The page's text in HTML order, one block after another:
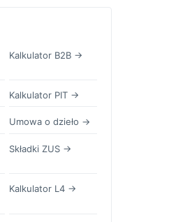
Kalkulator B2B →
Kalkulator PIT →
Umowa o dzieło →
Składki ZUS →
Kalkulator L4 →